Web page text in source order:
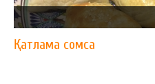
Қатлама сомса